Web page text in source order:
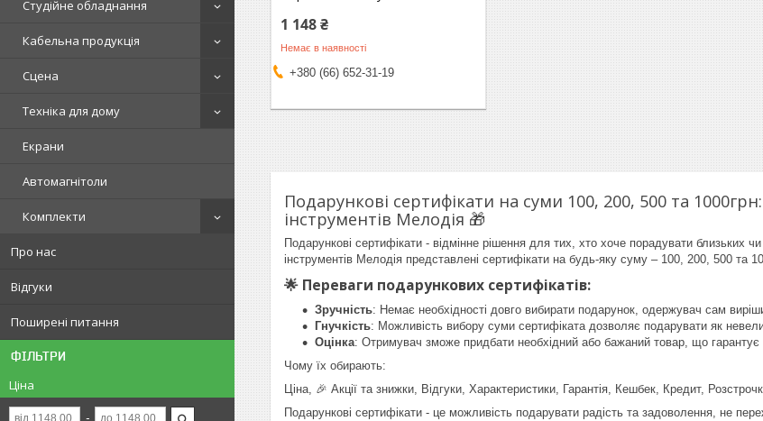
Студійне обладнання
Кабельна продукція
Сцена
Техніка для дому
Екрани
Автомагнітоли
Комплекти
Про нас
Відгуки
Поширені питання
ФІЛЬТРИ
Ціна
1 148 ₴
Немає в наявності
+380 (66) 652-31-19
Подарункові сертифікати на суми 100, 200, 500 та
інструментів Мелодія 🎁
Подарункові сертифікати - відмінне рішення для тих, хто хоче порадувати близьких
інструментів Мелодія представлені сертифікати на будь-яку суму – 100, 200, 500
🌟 Переваги подарункових сертифікатів:
Зручність: Немає необхідності довго вибирати подарунок, одержувач сам
Гнучкість: Можливість вибору суми сертифіката дозволяє подарувати як
Оцінка: Отримувач зможе придбати необхідний або бажаний товар, що гарантує
Чому їх обирають:
Ціна, 🎉 Акції та знижки, Відгуки, Характеристики, Гарантія, Кешбек, Кредит,
Подарункові сертифікати - це можливість подарувати радість та задоволення, не